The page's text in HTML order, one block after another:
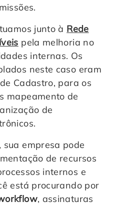
junto à Rede
pela melhoria no
internas. Os
neste caso eram
Cadastro, para os
mapeamento de
de
sua empresa pode
de recursos
internos e
está procurando por
, assinaturas